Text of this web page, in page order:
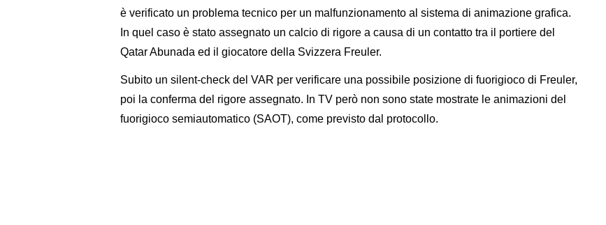
è verificato un problema tecnico per un malfunzionamento al sistema di animazione grafica.
In quel caso è stato assegnato un calcio di rigore a causa di un contatto tra il portiere del
Qatar Abunada ed il giocatore della Svizzera Freuler.
Subito un silent-check del VAR per verificare una possibile posizione di fuorigioco di Freuler,
poi la conferma del rigore assegnato. In TV però non sono state mostrate le animazioni del
fuorigioco semiautomatico (SAOT), come previsto dal protocollo.